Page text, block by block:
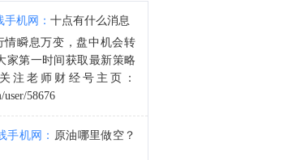
美国财政部：在最新双周报告期内，投资基金买入311.04亿美元2033年7月31日到期的7年期美国国债，此前一个月为315.59亿美元。外国投资者买入52.42亿美元2033年7月31日到期的7年期美国国债，此前一个月为58.64亿美元。
美国财政部：在最新双周报告期内，投资基金买入527.74亿美元2031年7月31日到期的5年期美国国债，此前一个月为506.26亿美元。外国投资者买入66.23亿美元2031年7月31日到期的5年期美国国债，此前一个月为88.65亿美元。
机网： 十点有什么消息
情瞬息万变，盘中机会转
家第一时间获取最新策略
注老师财经号主页：
58676
手机网： 原油哪里做空？